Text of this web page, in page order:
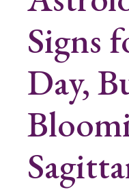
Signs
Day,